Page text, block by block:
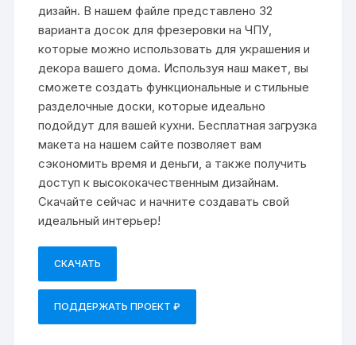
дизайн. В нашем файле представлено 32
варианта досок для фрезеровки на ЧПУ,
которые можно использовать для украшения и
декора вашего дома. Используя наш макет, вы
сможете создать функциональные и стильные
разделочные доски, которые идеально
подойдут для вашей кухни. Бесплатная загрузка
макета на нашем сайте позволяет вам
сэкономить время и деньги, а также получить
доступ к высококачественным дизайнам.
Скачайте сейчас и начните создавать свой
идеальный интерьер!
СКАЧАТЬ
ПОДДЕРЖАТЬ ПРОЕКТ ₽